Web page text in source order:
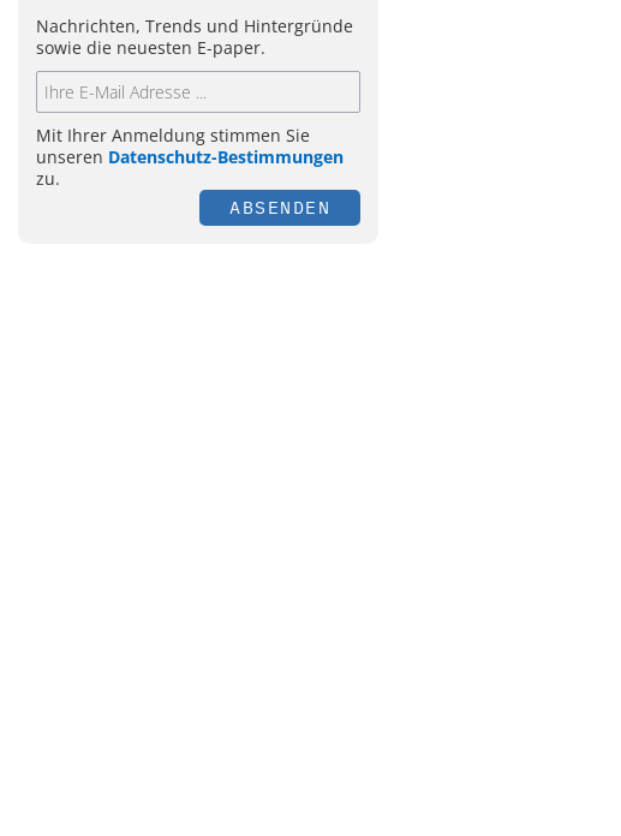
Nachrichten, Trends und Hintergründe
sowie die neuesten E-paper.
Mit Ihrer Anmeldung stimmen Sie
unseren Datenschutz-Bestimmungen
zu.
ABSENDEN